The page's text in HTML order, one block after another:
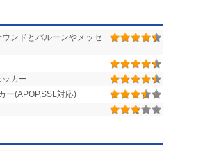
ンドとバルーンやメッセ
カー
ー(APOP,SSL対応)